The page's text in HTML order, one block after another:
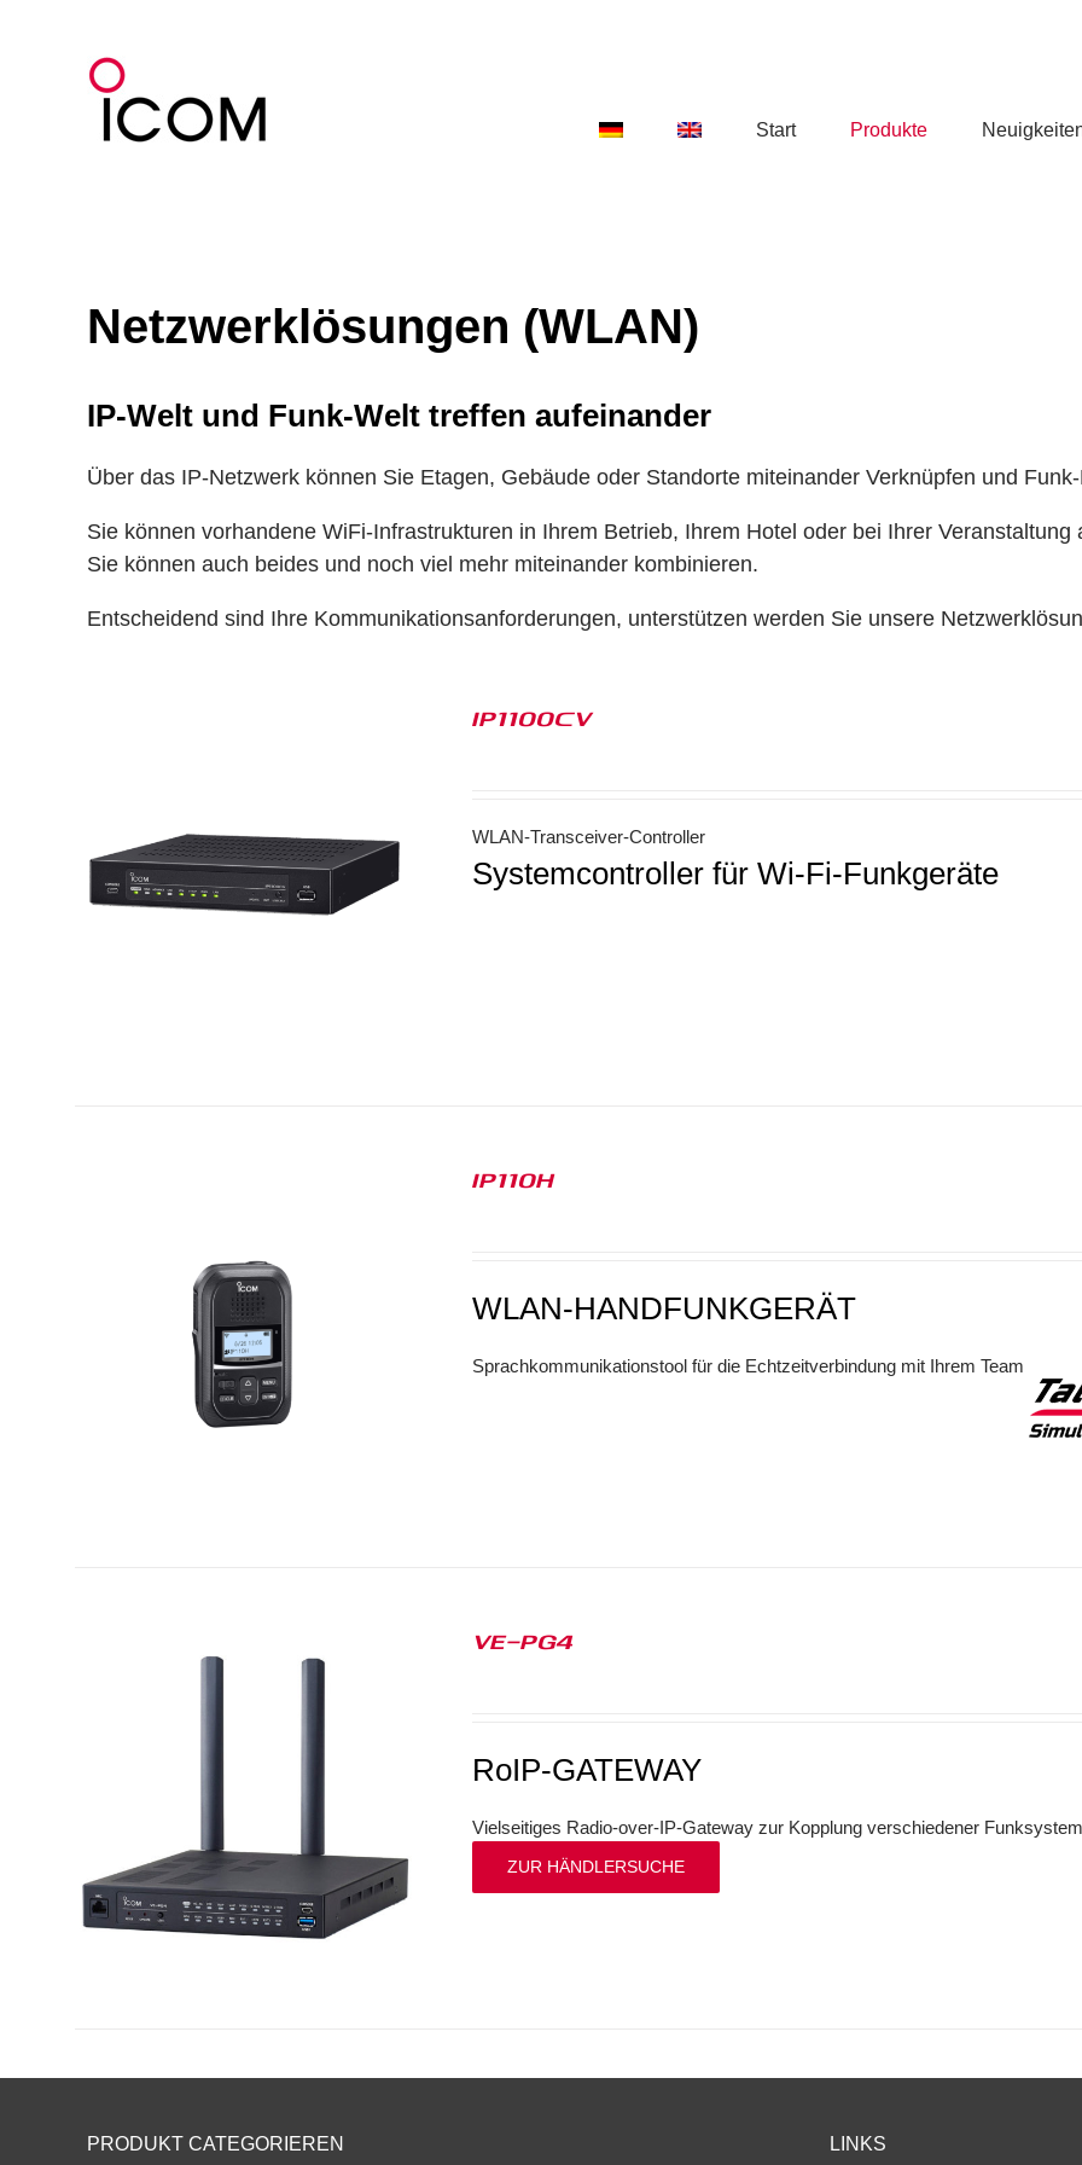
Start Produkte
Netzwerklösungen (WLAN)
IP-Welt und Funk-Welt treffen aufeinander
Über das IP-Netzwerk können Sie Etagen, Gebäude oder Standorte miteinander Verknüpfen und
Sie können vorhandene WiFi-Infrastrukturen in Ihrem Betrieb, Ihrem Hotel oder bei Ihrer
Sie können auch beides und noch viel mehr miteinander kombinieren.
Entscheidend sind Ihre Kommunikationsanforderungen, unterstützen werden Sie unsere
IP1100CV
WLAN-Transceiver-Controller
Systemcontroller für Wi-Fi-Funkgeräte
IP110H
WLAN-HANDFUNKGERÄT
Sprachkommunikationstool für die Echtzeitverbindung mit Ihrem Team
VE-PG4
RoIP-GATEWAY
Vielseitiges Radio-over-IP-Gateway zur Kopplung verschiedener
ZUR HÄNDLERSUCHE
PRODUKT CATEGORIEREN LINKS